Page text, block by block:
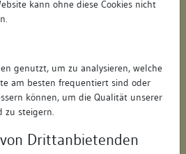
kann ohne diese Cookies nicht
genutzt, um zu analysieren, welche
am besten frequentiert sind oder
können, um die Qualität unserer
zu steigern.
Drittanbietenden
Als PDF herunterladen:
Bickenstraße
4
78050